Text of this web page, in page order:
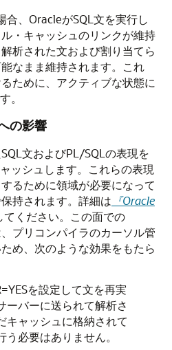
合、OracleがSQL文を実行し
・キャッシュのリンクが維持
析された文および割り当てら
なまま維持されます。これ
ために、アクティブな状態に
。
の影響
文およびPL/SQLの表現を
ッシュします。これらの表現
るために領域が必要になって
持されます。詳細は 『Oracle
てください。この面での
プリコンパイラのカーソル管
め、次のような効果をもたら
を設定して文を再実
ーバーに送られて解析さ
キャッシュに格納されて
必要はありません。